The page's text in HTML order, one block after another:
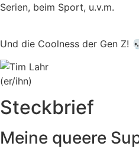
Serien, beim Sport, u.v.m.
Und die Coolness der Gen Z!
(er/ihn)
Steckbrief
Meine queere